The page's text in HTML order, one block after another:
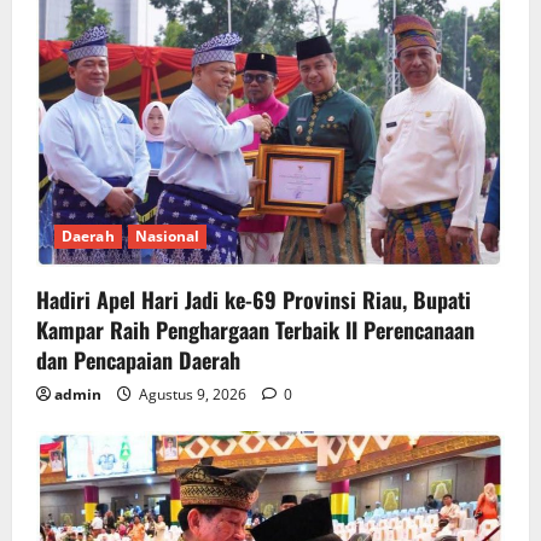
Daerah Nasional
Hadiri Apel Hari Jadi ke-69 Provinsi Riau, Bupati
Kampar Raih Penghargaan Terbaik II Perencanaan
dan Pencapaian Daerah
admin Agustus 9, 2026 0